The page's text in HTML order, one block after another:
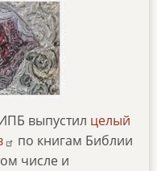
выпустил целый
по книгам Библии
числе и